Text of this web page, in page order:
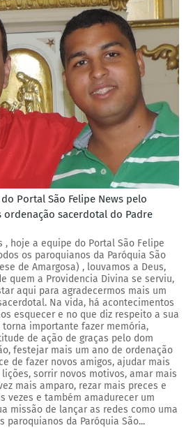
Portal São Felipe News pelo
ordenação sacerdotal do Padre
hoje a equipe do Portal São Felipe
os paroquianos da Paróquia São
de Amargosa) , louvamos a Deus,
quem a Providencia Divina se serviu,
aqui para agradecermos mais um
Na vida, há acontecimentos
esquecer e no que diz respeito a sua
importante fazer memória,
de ação de graças pelo dom
festejar mais um ano de ordenação
de fazer novos amigos, ajudar mais
sorrir novos motivos, amar mais
mais amparo, rezar mais preces e
vezes e também amadurecer um
missão de lançar as redes como uma
paroquianos da Paróquia São...